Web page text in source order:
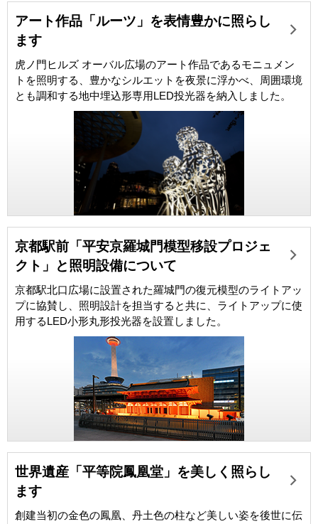
アート作品「ルーツ」を表情豊かに照らし
ます
虎ノ門ヒルズ オーバル広場のアート作品であるモニュメン
トを照明する、豊かなシルエットを夜景に浮かべ、周囲環境
とも調和する地中埋込形専用LED投光器を納入しました。
京都駅前「平安京羅城門模型移設プロジェ
クト」と照明設備について
京都駅北口広場に設置された羅城門の復元模型のライトアッ
プに協賛し、照明設計を担当すると共に、ライトアップに使
用するLED小形丸形投光器を設置しました。
世界遺産「平等院鳳凰堂」を美しく照らし
ます
創建当初の金色の鳳凰、丹土色の柱など美しい姿を後世に伝